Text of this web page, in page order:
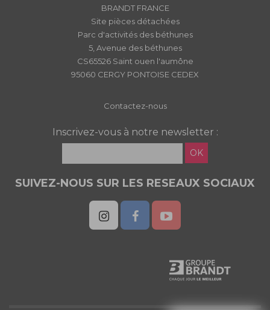
BRANDT FRANCE
Site pièces détachées
Parc d'activités des béthunes
5, Avenue des béthunes
CS65526 Saint ouen l'aumône
95060 CERGY PONTOISE CEDEX
Contactez-nous
Inscrivez-vous à notre newsletter :
OK
SUIVEZ-NOUS SUR LES RESEAUX SOCIAUX